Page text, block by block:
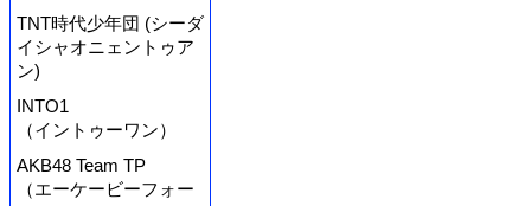
TNT時代少年団 (シーダ
イシャオニェントゥア
ン)
INTO1
（イントゥーワン）
AKB48 Team TP
（エーケービーフォー